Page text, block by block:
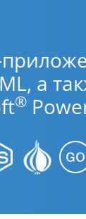
а
®